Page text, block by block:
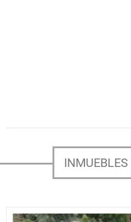
INMUEBLES